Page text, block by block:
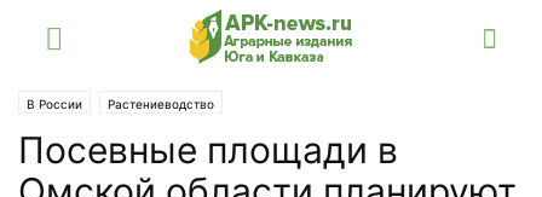
В России Растениеводство
Посевные площади в